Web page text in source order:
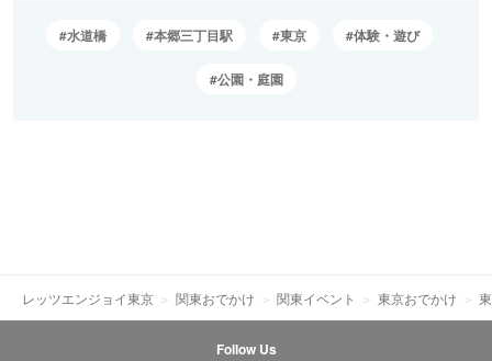
水道橋 本郷三丁目駅 東京 体験・遊び
公園・庭園
レッツエンジョイ東京 関東おでかけ 関東イベント 東京おでかけ
Follow Us